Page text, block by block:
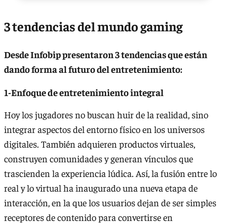
3 tendencias del mundo gaming
Desde Infobip presentaron 3 tendencias que están
dando forma al futuro del entretenimiento:
1-Enfoque de entretenimiento integral
Hoy los jugadores no buscan huir de la realidad, sino
integrar aspectos del entorno físico en los universos
digitales. También adquieren productos virtuales,
construyen comunidades y generan vínculos que
trascienden la experiencia lúdica. Así, la fusión entre lo
real y lo virtual ha inaugurado una nueva etapa de
interacción, en la que los usuarios dejan de ser simples
receptores de contenido para convertirse en